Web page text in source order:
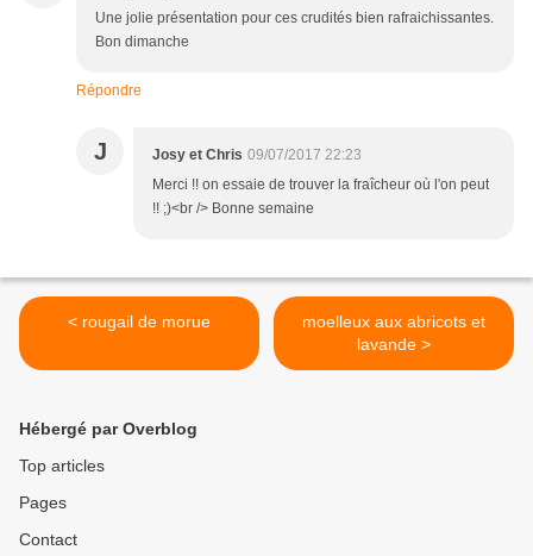
Une jolie présentation pour ces crudités bien rafraichissantes.
Bon dimanche
Répondre
J Josy et Chris 09/07/2017 22:23
Merci !! on essaie de trouver la fraîcheur où l'on peut
!! ;)<br /> Bonne semaine
< rougail de morue
moelleux aux abricots et
lavande >
Hébergé par Overblog
Top articles
Pages
Contact